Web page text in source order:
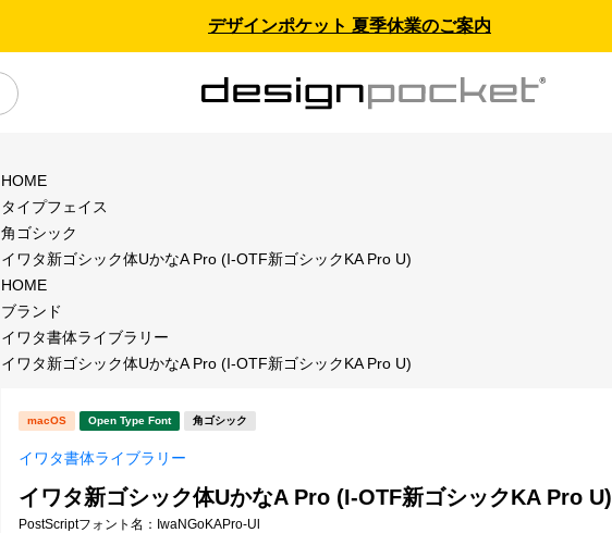
デザインポケット 夏季休業のご案内
HOME
タイプフェイス
角ゴシック
イワタ新ゴシック体UかなA Pro (I-OTF新ゴシックKA Pro U)
HOME
ブランド
イワタ書体ライブラリー
イワタ新ゴシック体UかなA Pro (I-OTF新ゴシックKA Pro U)
macOS Open Type Font 角ゴシック
イワタ書体ライブラリー
イワタ新ゴシック体UかなA Pro (I-OTF新ゴシックKA Pro U)
PostScriptフォント名： IwaNGoKAPro-Ul